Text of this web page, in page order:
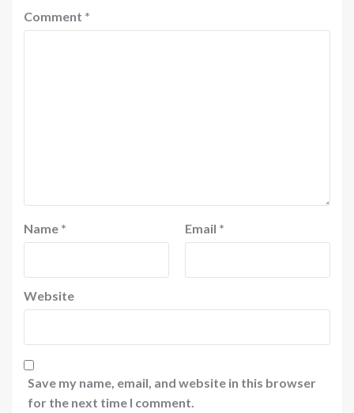
Comment *
Name * Email *
Website
Save my name, email, and website in this browser
for the next time I comment.